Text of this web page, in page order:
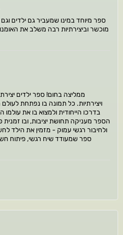
ספר מיוחד במינו שמעביר גם ילדים וגם
מוכשר וביצירתיות רבה משלב את
ממליצה בחום! ספר ילדים
ויצירתיות. כל תמונה בו נפתחת
בדרכו הייחודית ולמצוא בו את
הספר מעניקה תחושת יציבות, ובו
ולחיבור רגשי עמוק - מזמין את הילד
ספר שמעודד שיח רגשי, פיתוח